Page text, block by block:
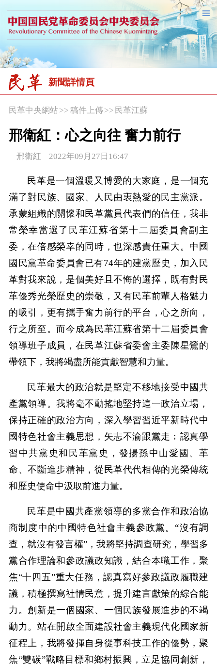
新聞詳情頁
民革中央網站>> 稿件上傳>> 民革江蘇
邢衛紅：心之向往 奮力前行
邢衛紅 2022年09月27日16:47
民革是一個溫暖又博愛的大家庭，是一個充
滿了對民族、國家、人民由衷熱愛的民主黨派。
承蒙組織的關懷和民革黨員代表們的信任，我非
常榮幸當選了民革江蘇省第十二屆委員會副主
委，在倍感榮幸的同時，也深感責任重大。中國
國民黨革命委員會已有74年的建黨歷史，加入民
革對我來說，是個美好且不悔的選擇，既有對民
革優秀光榮歷史的崇敬，又有民革前輩人格魅力
的吸引，更有攜手奮力前行的平台，心之所向，
行之所至。而今成為民革江蘇省第十二屆委員會
領導班子成員，在民革江蘇省委會主委陳星鶯的
帶領下，我將竭盡所能貢獻智慧和力量。
民革最大的政治就是堅定不移地接受中國共
產黨領導。我將毫不動搖地堅持這一政治立場，
保持正確的政治方向，深入學習習近平新時代中
國特色社會主義思想，矢志不渝跟黨走﹔認真學
習中共黨史和民革黨史，發揚孫中山愛國、革
命、不斷進步精神，從民革代代相傳的光榮傳統
和歷史使命中汲取前進力量。
民革是中國共產黨領導的多黨合作和政治協
商制度中的中國特色社會主義參政黨。“沒有調
查，就沒有發言權”，我將堅持調查研究，學習多
黨合作理論和參政議政知識，結合本職工作，聚
焦“十四五”重大任務，認真寫好參政議政履職建
議，積極撰寫社情民意，提升建言獻策的綜合能
力。創新是一個國家、一個民族發展進步的不竭
動力。站在開啟全面建設社會主義現代化國家新
征程上，我將發揮自身從事科技工作的優勢，聚
焦“雙碳”戰略目標和鄉村振興，立足協同創新，